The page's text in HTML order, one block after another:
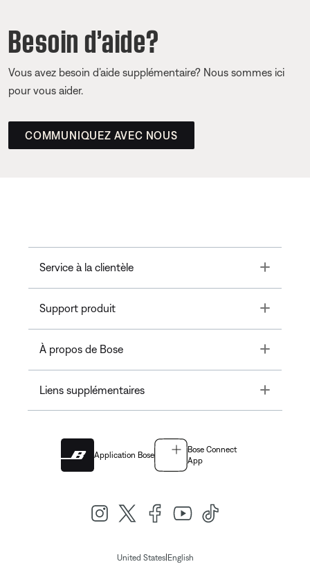
Besoin d’aide?
Vous avez besoin d’aide supplémentaire? Nous sommes ici
pour vous aider.
COMMUNIQUEZ AVEC NOUS
Service à la clientèle Toggle
Support produit Toggle
À propos de Bose Toggle
Liens supplémentaires Toggle
Application Bose
Bose Connect
App
United States| English